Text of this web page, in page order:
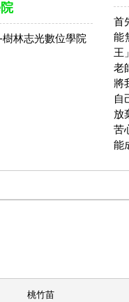
林志光數位學院
首
能
王
老
將
自
放
苦
能
桃竹苗